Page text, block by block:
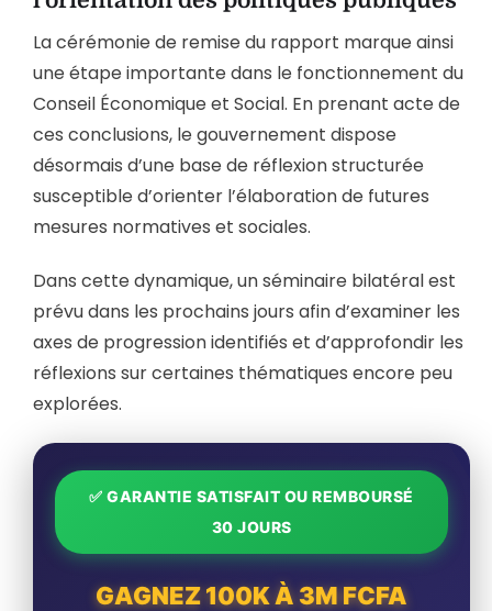
La cérémonie de remise du rapport marque ainsi
une étape importante dans le fonctionnement du
Conseil Économique et Social. En prenant acte de
ces conclusions, le gouvernement dispose
désormais d’une base de réflexion structurée
susceptible d’orienter l’élaboration de futures
mesures normatives et sociales.
Dans cette dynamique, un séminaire bilatéral est
prévu dans les prochains jours afin d’examiner les
axes de progression identifiés et d’approfondir les
réflexions sur certaines thématiques encore peu
explorées.
✅ GARANTIE SATISFAIT OU REMBOURSÉ
30 JOURS
GAGNEZ 100K À 3M FCFA